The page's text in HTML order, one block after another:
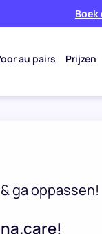
au pairs Prijzen
ga oppassen!